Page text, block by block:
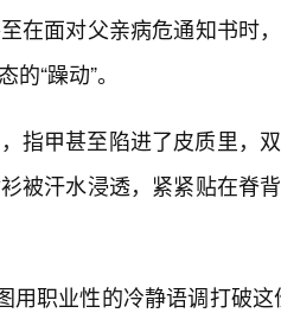
在面对父亲病危通知书时
“躁动”。
指甲甚至陷进了皮质里，
被汗水浸透，紧紧贴在脊
用职业性的冷静语调打破